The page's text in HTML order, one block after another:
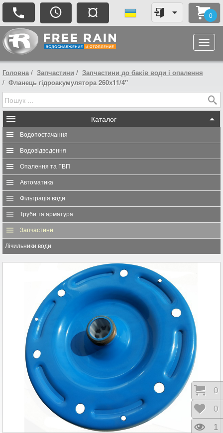
¤ 0
Головна Запчастини
Запчастини до баків води і опалення
Фланець гідроакумулятора 260х11/4"
Каталог
Водопостачання
Водовідведення
Опалення та ГВП
Автоматика
Фільтрація води
Труби та арматура
Запчастини
Лічильники води
0
0
1